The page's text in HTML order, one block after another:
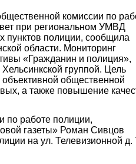
комиссии по
при региональном УМВД
пунктов полиции, сообщила
области. Мониторинг
«Гражданин и полиция»,
группой. Цель
общественной
а также повышение
по работе полиции,
газеты» Роман Сивцов
на ул. Телевизионной д.